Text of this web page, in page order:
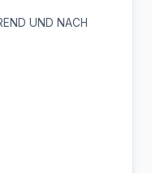
UND NACH